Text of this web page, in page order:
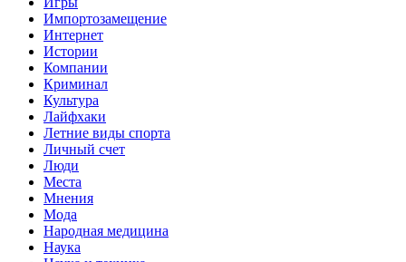
Импортозамещение
Интернет
Истории
Компании
Криминал
Культура
Лайфхаки
Летние виды спорта
Личный счет
Люди
Места
Мнения
Мода
Народная медицина
Наука